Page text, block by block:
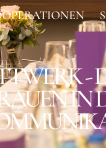
-
IN